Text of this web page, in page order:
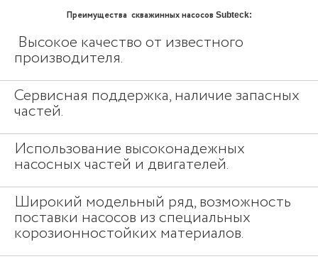
Преимущества скважинных насосов Subteck:
Высокое качество от известного
производителя.
Сервисная поддержка, наличие запасных
частей.
Использование высоконадежных
насосных частей и двигателей.
Широкий модельный ряд, возможность
поставки насосов из специальных
корозионностойких материалов.